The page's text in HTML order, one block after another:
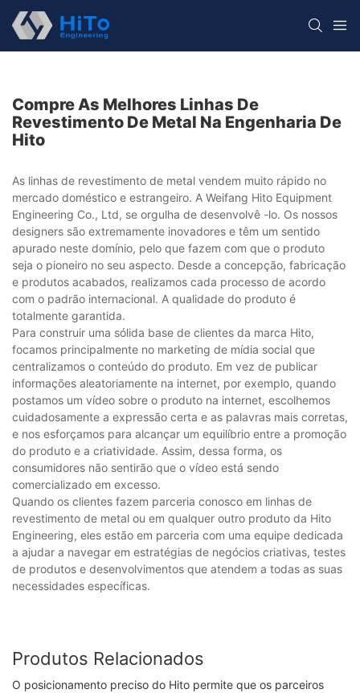
Compre As Melhores Linhas De
Revestimento De Metal Na Engenharia De
Hito
As linhas de revestimento de metal vendem muito rápido no
mercado doméstico e estrangeiro. A Weifang Hito Equipment
Engineering Co., Ltd, se orgulha de desenvolvê -lo. Os nossos
designers são extremamente inovadores e têm um sentido
apurado neste domínio, pelo que fazem com que o produto
seja o pioneiro no seu aspecto. Desde a concepção, fabricação
e produtos acabados, realizamos cada processo de acordo
com o padrão internacional. A qualidade do produto é
totalmente garantida.
Para construir uma sólida base de clientes da marca Hito,
focamos principalmente no marketing de mídia social que
centralizamos o conteúdo do produto. Em vez de publicar
informações aleatoriamente na internet, por exemplo, quando
postamos um vídeo sobre o produto na internet, escolhemos
cuidadosamente a expressão certa e as palavras mais corretas,
e nos esforçamos para alcançar um equilíbrio entre a promoção
do produto e a criatividade. Assim, dessa forma, os
consumidores não sentirão que o vídeo está sendo
comercializado em excesso.
Quando os clientes fazem parceria conosco em linhas de
revestimento de metal ou em qualquer outro produto da Hito
Engineering, eles estão em parceria com uma equipe dedicada
a ajudar a navegar em estratégias de negócios criativas, testes
de produtos e desenvolvimentos que atendem a todas as suas
necessidades específicas.
Produtos Relacionados
O posicionamento preciso do Hito permite que os parceiros